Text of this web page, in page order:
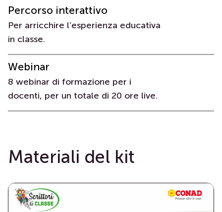
Percorso interattivo
Per arricchire l’esperienza educativa
in classe.
Webinar
8 webinar di formazione per i
docenti, per un totale di 20 ore live.
Materiali del kit